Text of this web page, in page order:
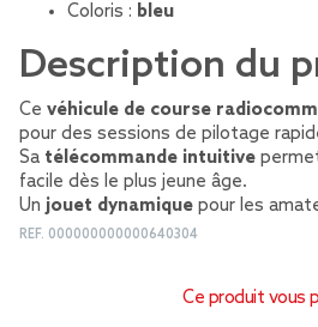
Coloris : bleu
Description du
Ce véhicule de course
pour des sessions de pilotage
Sa télécommande intuitive
facile dès le plus jeune âge.
Un jouet dynamique pour les
REF. 000000000000640304
Ce produit vous